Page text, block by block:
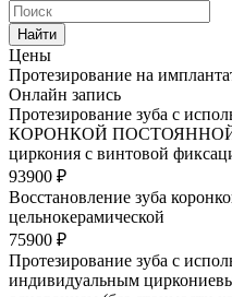
Найти
Цены
Протезирование на
Онлайн запись
Протезирование зуба с
КОРОНКОЙ ПОСТОЯННОЙ
циркония с винтовой
93900 ₽
Восстановление зуба
цельнокерамической
75900 ₽
Протезирование зуба с
индивидуальным